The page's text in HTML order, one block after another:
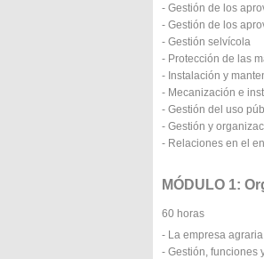
- Gestión de los
- Gestión de los
- Gestión selvícola
- Protección de las
- Instalación y
- Mecanización e
- Gestión del uso
- Gestión y
- Relaciones en el
MÓDULO 1:
60 horas
- La empresa
- Gestión, funciones